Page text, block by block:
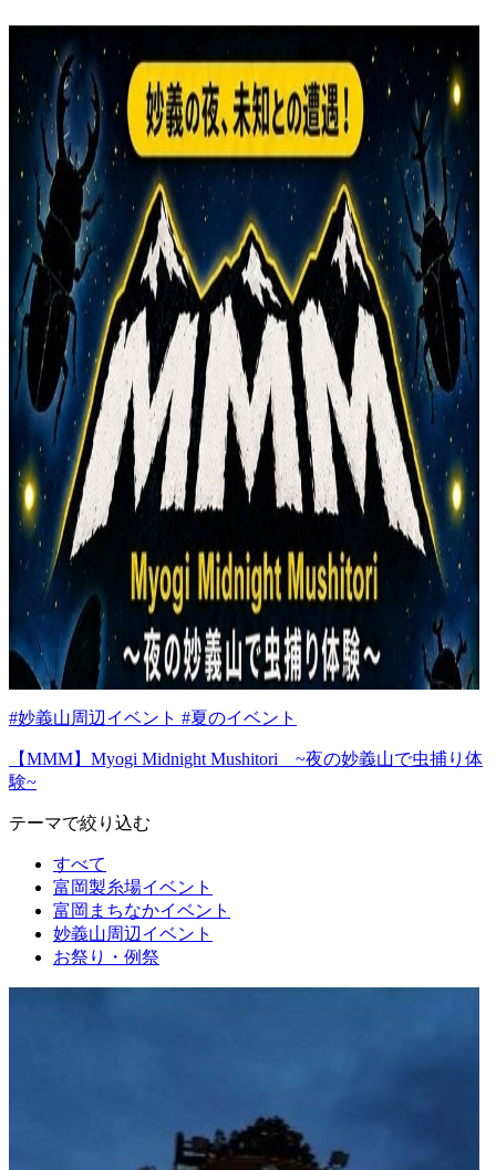
#妙義山周辺イベント #夏のイベント
【MMM】Myogi Midnight Mushitori ~夜の妙義山で虫捕り体
験~
テーマで絞り込む
すべて
富岡製糸場イベント
富岡まちなかイベント
妙義山周辺イベント
お祭り・例祭